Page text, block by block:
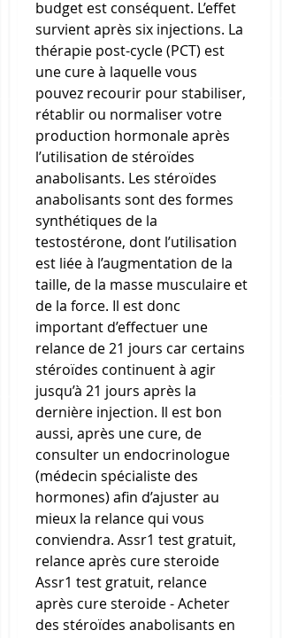
budget est conséquent. L’effet
survient après six injections. La
thérapie post-cycle (PCT) est
une cure à laquelle vous
pouvez recourir pour stabiliser,
rétablir ou normaliser votre
production hormonale après
l’utilisation de stéroïdes
anabolisants. Les stéroïdes
anabolisants sont des formes
synthétiques de la
testostérone, dont l’utilisation
est liée à l’augmentation de la
taille, de la masse musculaire et
de la force. Il est donc
important d’effectuer une
relance de 21 jours car certains
stéroïdes continuent à agir
jusqu’à 21 jours après la
dernière injection. Il est bon
aussi, après une cure, de
consulter un endocrinologue
(médecin spécialiste des
hormones) afin d’ajuster au
mieux la relance qui vous
conviendra. Assr1 test gratuit,
relance après cure steroide
Assr1 test gratuit, relance
après cure steroide - Acheter
des stéroïdes anabolisants en